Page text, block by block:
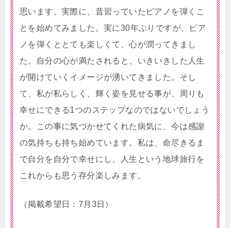
思います。実際に、昔習っていたピアノを弾くこ
とを始めてみました。実に30年ぶりですが、ピア
ノを弾くととても楽しくて、心が潤ってきまし
た。自分の心が満たされると、いきいきした人生
が開けていくイメージが湧いてきました。そし
て、私が私らしく、輝く姿を見せる事が、周りも
幸せにできる1つのステップなのではないでしょう
か。この事に気づかせてくれた病気に、今は感謝
の気持ちも持ち始めています。私は、命尽きるま
で自分を自分で幸せにし、人生という地球旅行を
これからも思う存分楽しみます。
（掲載希望日：7月3日）